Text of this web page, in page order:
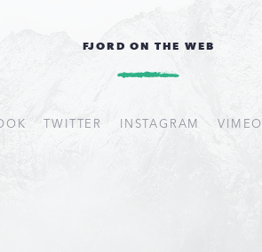
FJORD ON THE WEB
TWITTER INSTAGRAM VIMEO